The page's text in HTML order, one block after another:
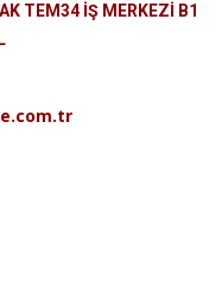
TEM34 İŞ MERKEZİ B1